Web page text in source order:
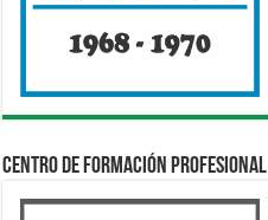
Centro de Formación Profesional